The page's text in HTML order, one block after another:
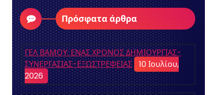
Πρόσφατα άρθρα
ΓΕΛ ΒΑΜΟΥ: ΕΝΑΣ ΧΡΟΝΟΣ ΔΗΜΙΟΥΡΓΙΑΣ-
ΣΥΝΕΡΓΑΣΙΑΣ-ΕΞΩΣΤΡΕΦΕΙΑΣ
10 Ιουλίου,
2026